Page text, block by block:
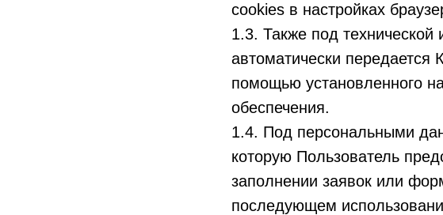
cookies в настройках
1.3. Также под
автоматически передается
помощью установленного
обеспечения.
1.4. Под персональными
которую Пользователь
заполнении заявок или
последующем